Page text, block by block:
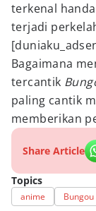
terkenal
terjadi
Bagaimana
tercantik
paling cantik
memberikan
Share Article
Topics
anime